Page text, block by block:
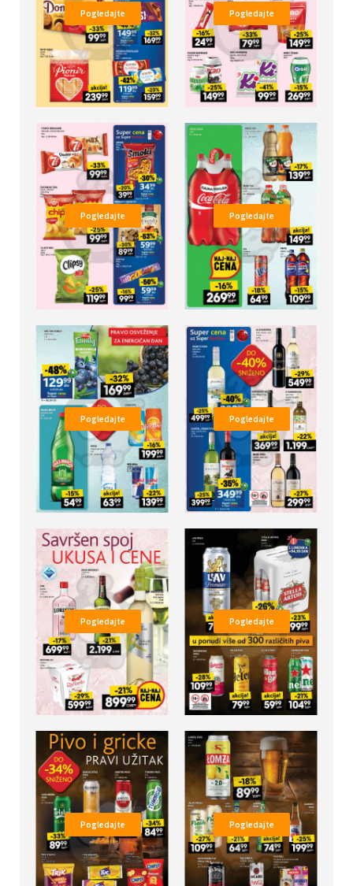
Pogledajte Pogledajte
Pogledajte Pogledajte
Pogledajte Pogledajte
Pogledajte Pogledajte
Pogledajte Pogledajte